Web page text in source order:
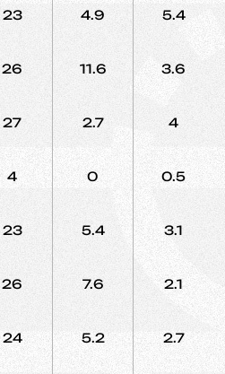
23 4.9 5.4
26 11.6 3.6
27 2.7 4
4 0 0.5
23 5.4 3.1
26 7.6 2.1
24 5.2 2.7